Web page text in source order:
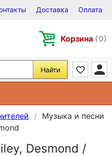
на Виниле, CD и DVD
Доставка Оплата
Корзина (0)
Найти
Музыка и песни
Desmond /